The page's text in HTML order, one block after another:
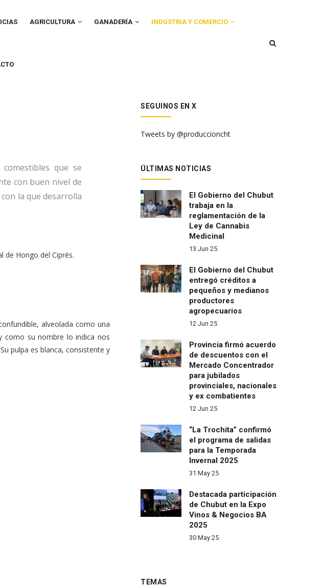
AGRICULTURA GANADERÍA INDUSTRIA Y COMERCIO
que se
con buen nivel de
la que desarrolla
de Hongo del Ciprés.
alveolada como una
como su nombre lo indica nos
pulpa es blanca, consistente y
SEGUINOS EN X
Tweets by @produccioncht
ÚLTIMAS NOTICIAS
El Gobierno del Chubut
trabaja en la
reglamentación de la
Ley de Cannabis
Medicinal
13 Jun 25
El Gobierno del Chubut
entregó créditos a
pequeños y medianos
productores
agropecuarios
12 Jun 25
Provincia firmó acuerdo
de descuentos con el
Mercado Concentrador
para jubilados
provinciales, nacionales
y ex combatientes
12 Jun 25
“La Trochita” confirmó
el programa de salidas
para la Temporada
Invernal 2025
31 May 25
Destacada participación
de Chubut en la Expo
Vinos & Negocios BA
2025
30 May 25
TEMAS